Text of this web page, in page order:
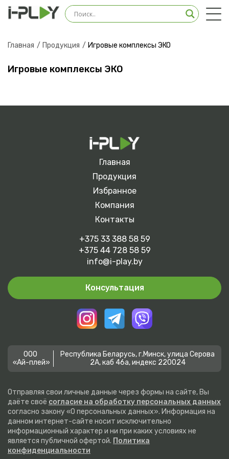
Главная Продукция Игровые комплексы ЭКО
Игровые комплексы ЭКО
Главная
Продукция
Избранное
Компания
Контакты
+375 33 388 58 59
+375 44 728 58 59
info@i-play.by
Консультация
ООО
«Ай-плей»
Республика Беларусь, г.Минск, улица Серова
2А, каб 46а, индекс 220024
Отправляя свои личные данные через формы на сайте, Вы
даёте своё согласие на обработку персональных данных
согласно закону «О персональных данных». Информация на
данном интернет-сайте носит исключительно
информационный характер и ни при каких условиях не
является публичной офертой. Политика
конфиденциальности
Оставить заявку на
консультацию
время
Отправить
Нажимая на кнопку, вы даете согласие на
персональных данныхи соглашаетесь с